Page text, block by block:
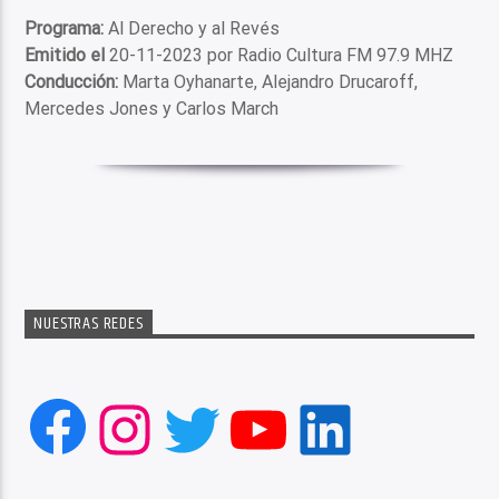
Programa: Al Derecho y al Revés
Emitido el20-11-2023 por Radio Cultura FM 97.9 MHZ
Conducción: Marta Oyhanarte, Alejandro Drucaroff,
Mercedes Jones y Carlos March
NUESTRAS REDES
Facebook
Instagram
Twitter
YouTube
LinkedIn